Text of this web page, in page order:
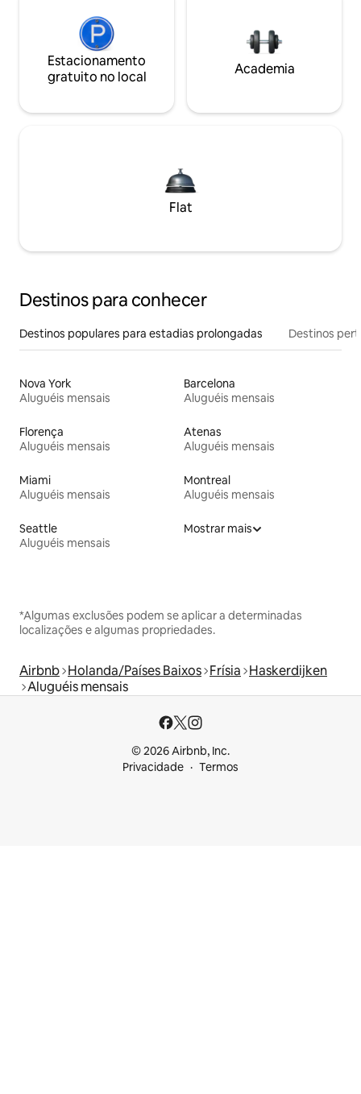
Estacionamento
gratuito no local
Academia
Flat
Destinos para conhecer
Destinos populares para estadias prolongadas Destinos
Nova York
Aluguéis mensais
Barcelona
Aluguéis mensais
Florença
Aluguéis mensais
Atenas
Aluguéis mensais
Miami
Aluguéis mensais
Montreal
Aluguéis mensais
Seattle
Aluguéis mensais
Mostrar mais
*Algumas exclusões podem se aplicar a determinadas
localizações e algumas propriedades.
Airbnb Holanda/Países Baixos Frísia Haskerdijken
Aluguéis mensais
© 2026 Airbnb, Inc.
Privacidade
Termos